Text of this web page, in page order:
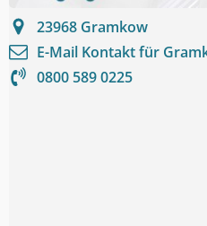
23968 Gramkow
E-Mail Kontakt für
0800 589 0225